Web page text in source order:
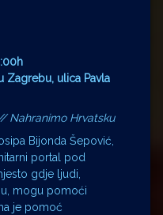
Zagrebu, ulica Pavla
Nahranimo Hrvatsku
Bijonda Šepović,
portal pod
gdje ljudi,
mogu pomoći
je pomoć